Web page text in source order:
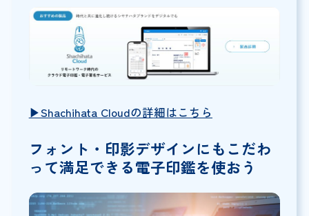
▶︎Shachihata Cloudの詳細はこちら
フォント・印影デザインにもこだわ
って満足できる電子印鑑を使おう